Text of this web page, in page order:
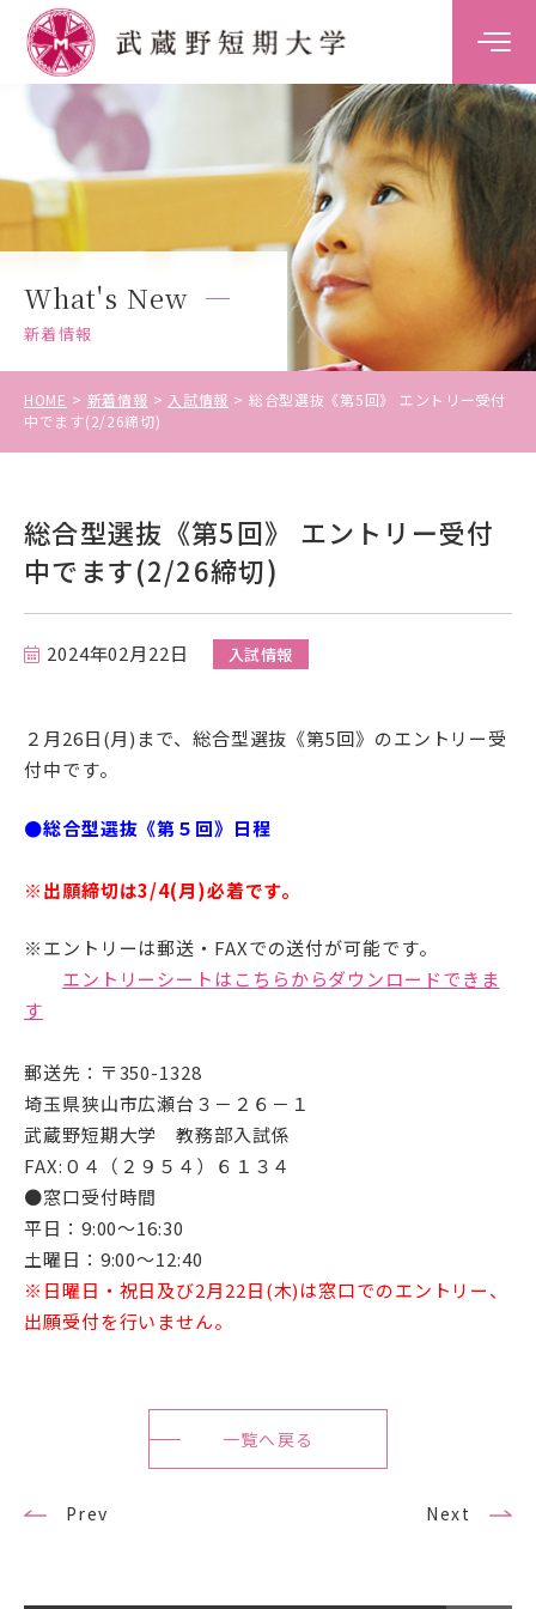
大学案内
学科案内
キャンパスライフ
キャリア・就職支援
入試情報
在学生の方
一般の方
企業の方
資料請求・お問い合わせ
アクセス
情報公開Ⅰ 情報公開Ⅱ
プライバシーポリシー
What's New
新着情報
HOME 新着情報 入試情報
総合型選抜《第5回》 エントリー受付
中でます(2/26締切)
総合型選抜《第5回》 エントリー受付
中でます(2/26締切)
2024年02月22日 入試情報
２月26日(月)まで、総合型選抜《第5回》のエントリー受
付中です。
●総合型選抜《第５ 回》日程
※出願締切は3/4(月)必着です。
※エントリーは郵送・FAXでの送付が可能です。
エントリーシートはこちらからダウンロードできま
す
郵送先：〒350-1328
埼玉県狭山市広瀬台３－２６－１
武蔵野短期大学 教務部入試係
FAX:０４（２９５４）６１３４
●窓口受付時間
平日：9:00～16:30
土曜日：9:00～12:40
※日曜日・祝日及び2月22日(木)は窓口でのエントリー、
出願受付を行いません。
Prev
一覧へ戻る
Next